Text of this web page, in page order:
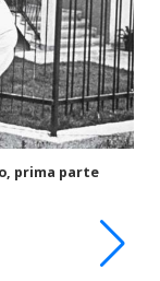
prima parte